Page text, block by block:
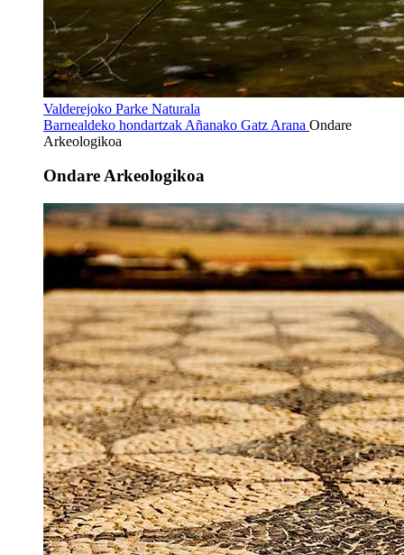
Valderejoko Parke Naturala
Barnealdeko hondartzak Añanako Gatz Arana Ondare
Arkeologikoa
Ondare Arkeologikoa